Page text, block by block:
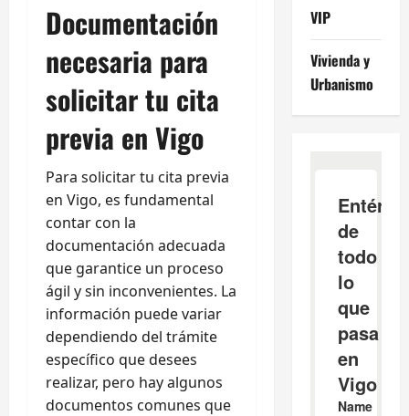
Documentación
necesaria para
solicitar tu cita
previa en Vigo
Para solicitar tu cita previa
en Vigo, es fundamental
contar con la
documentación adecuada
que garantice un proceso
ágil y sin inconvenientes. La
información puede variar
dependiendo del trámite
específico que desees
realizar, pero hay algunos
documentos comunes que
VIP
Vivienda y
Urbanismo